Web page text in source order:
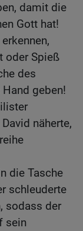
damit die
Gott hat!
oder Spieß
des
Hand geben!
näherte,
die Tasche
schleuderte
sodass der
sein